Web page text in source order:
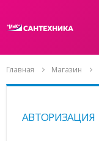
Главная Магазин
АВТОРИЗАЦИЯ